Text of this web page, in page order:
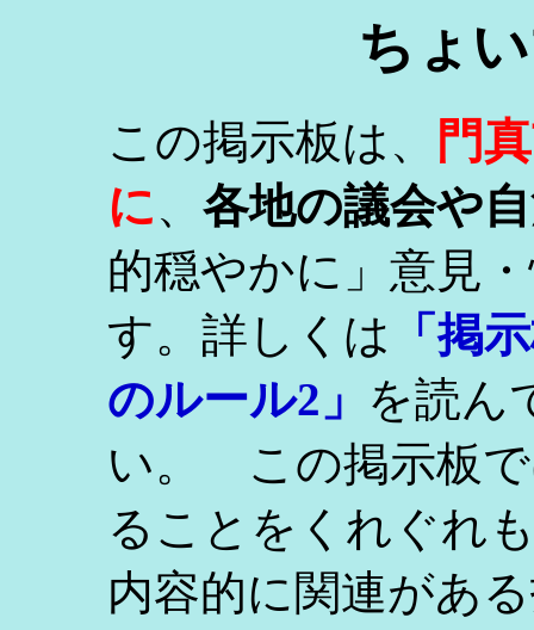
ちょ
この掲示板は、
門
に、 各地の議会や
的穏やかに」意見
す。詳しくは
「掲
のルール2」 を読ん
い。 この掲示板で
ることをくれぐれ
内容的に関連があ